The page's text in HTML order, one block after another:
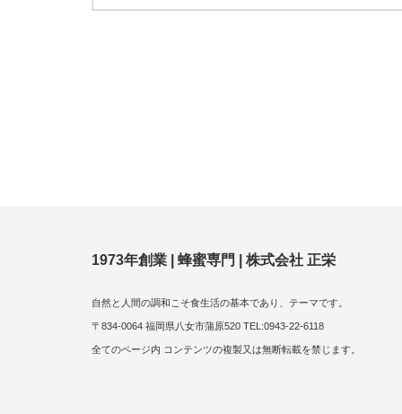
1973年創業 | 蜂蜜専門 | 株式会社 正栄
自然と人間の調和こそ食生活の基本であり、テーマです。
〒834-0064 福岡県八女市蒲原520 TEL:0943-22-6118
全てのページ内 コンテンツの複製又は無断転載を禁じます。